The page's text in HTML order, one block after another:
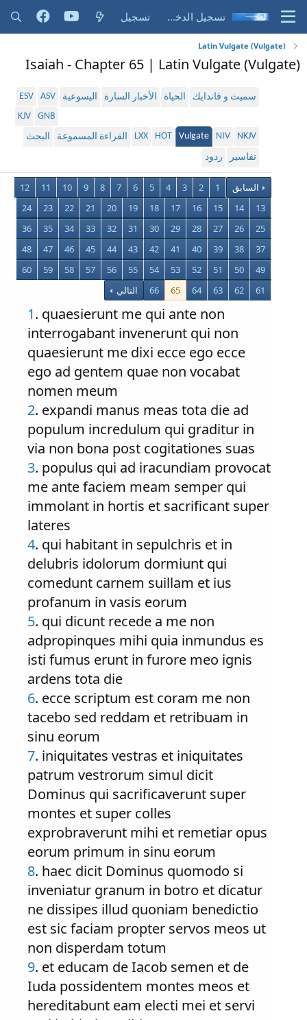
تسجيل الدخول تسجيل
Latin Vulgate (Vulgate)
Isaiah - Chapter 65 | Latin Vulgate (Vulgate)
سميث و فاندايك الحياة الأخبار السارة اليسوعية ASV
ESV
GNB
KJV
NKJV
NIV
Vulgate
HOT
LXX القراءة المسموعة
البحث
تفاسير
ردود
السابق 1
2
3
4
5
6
7
8
9
10
11
12
13
14
15
16
17
18
19
20
21
22
23
24
25
26
27
28
29
30
31
32
33
34
35
36
37
38
39
40
41
42
43
44
45
46
47
48
49
50
51
52
53
54
55
56
57
58
59
60
61
62
63
64
65
66 التالي
1. quaesierunt me qui ante non
interrogabant invenerunt qui non
quaesierunt me dixi ecce ego ecce
ego ad gentem quae non vocabat
nomen meum
2. expandi manus meas tota die ad
populum incredulum qui graditur in
via non bona post cogitationes suas
3. populus qui ad iracundiam provocat
me ante faciem meam semper qui
immolant in hortis et sacrificant super
lateres
4. qui habitant in sepulchris et in
delubris idolorum dormiunt qui
comedunt carnem suillam et ius
profanum in vasis eorum
5. qui dicunt recede a me non
adpropinques mihi quia inmundus es
isti fumus erunt in furore meo ignis
ardens tota die
6. ecce scriptum est coram me non
tacebo sed reddam et retribuam in
sinu eorum
7. iniquitates vestras et iniquitates
patrum vestrorum simul dicit
Dominus qui sacrificaverunt super
montes et super colles
exprobraverunt mihi et remetiar opus
eorum primum in sinu eorum
8. haec dicit Dominus quomodo si
inveniatur granum in botro et dicatur
ne dissipes illud quoniam benedictio
est sic faciam propter servos meos ut
non disperdam totum
9. et educam de Iacob semen et de
Iuda possidentem montes meos et
hereditabunt eam electi mei et servi